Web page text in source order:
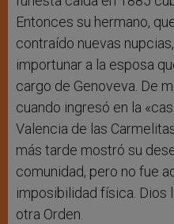
Entonces su hermano,
contraído nuevas
importunar a la esposa
cargo de Genoveva. De
cuando ingresó en la
Valencia de las
más tarde mostró su
comunidad, pero no fue
imposibilidad física. Dios
otra Orden.